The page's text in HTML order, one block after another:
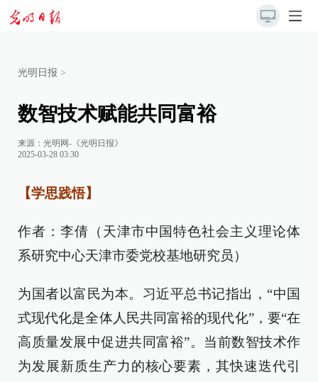
光明日报 >
数智技术赋能共同富裕
来源： 光明网-《光明日报》
2025-03-28 03:30
【学思践悟】
作者：李倩（天津市中国特色社会主义理论体
系研究中心天津市委党校基地研究员）
为国者以富民为本。习近平总书记指出，“中国
式现代化是全体人民共同富裕的现代化”，要“在
高质量发展中促进共同富裕”。当前数智技术作
为发展新质生产力的核心要素，其快速迭代引